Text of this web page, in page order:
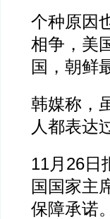
个种原因
相争，美
国，朝鲜
韩媒称，
人都表达
11月26日
国国家主
保障承诺。